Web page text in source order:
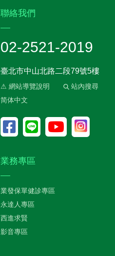
聯絡我們
02-2521-2019
臺北市中山北路二段79號5樓
⚠ 網站導覽說明
站內搜尋
简体中文
業務專區
業發保單健診專區
永達人專區
西進求賢
影音專區